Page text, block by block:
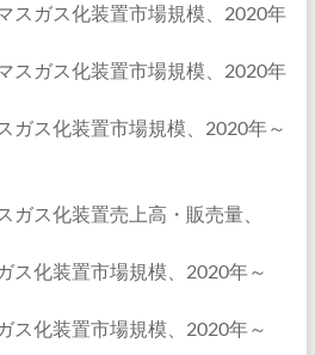
ガス化装置市場規模、2020年
ガス化装置市場規模、2020年
ス化装置市場規模、2020年～
ス化装置売上高・販売量、
化装置市場規模、2020年～
化装置市場規模、2020年～